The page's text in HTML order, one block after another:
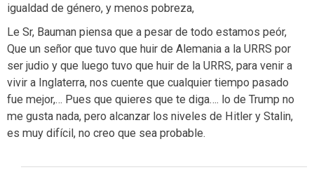
igualdad de género, y menos pobreza,
Le Sr, Bauman piensa que a pesar de todo estamos peór,
Que un señor que tuvo que huir de Alemania a la URRS por
ser judio y que luego tuvo que huir de la URRS, para venir a
vivir a Inglaterra, nos cuente que cualquier tiempo pasado
fue mejor,… Pues que quieres que te diga…. lo de Trump no
me gusta nada, pero alcanzar los niveles de Hitler y Stalin,
es muy difícil, no creo que sea probable.